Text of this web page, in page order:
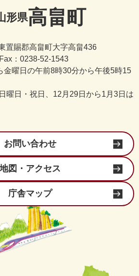
形県高畠町
賜郡高畠町大字高畠436
：0238-52-1543
金曜日の午前8時30分から午後5時15
曜日・祝日、12月29日から1月3日は
お問い合わせ
地図・アクセス
庁舎マップ